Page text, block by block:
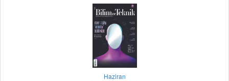
Haziran